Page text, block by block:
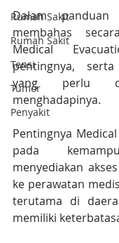
Rumah Sakit
Rumah Sakit
Tensi
Tumor
Penyakit
Dalam
membahas
Medical
pentingnya, serta
yang perlu
menghadapinya.
Pentingnya
pada
menyediakan
ke perawatan
terutama di
memiliki